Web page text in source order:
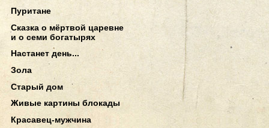
Пуритане
Сказка о мёртвой царевне
и о семи богатырях
Настанет день...
Зола
Старый дом
Живые картины блокады
Красавец-мужчина